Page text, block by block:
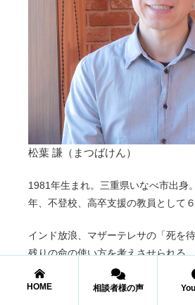
松葉 謙（まつばけん）
1981年生まれ。三重県いなべ市出身
年、不登校、高卒支援の教員として６
インド放浪、マザーテレサの「死を
残りの命の使い方を考えさせられる。
才能アドバイザー、トラウマ治療カウ
HOME 相談者様の声